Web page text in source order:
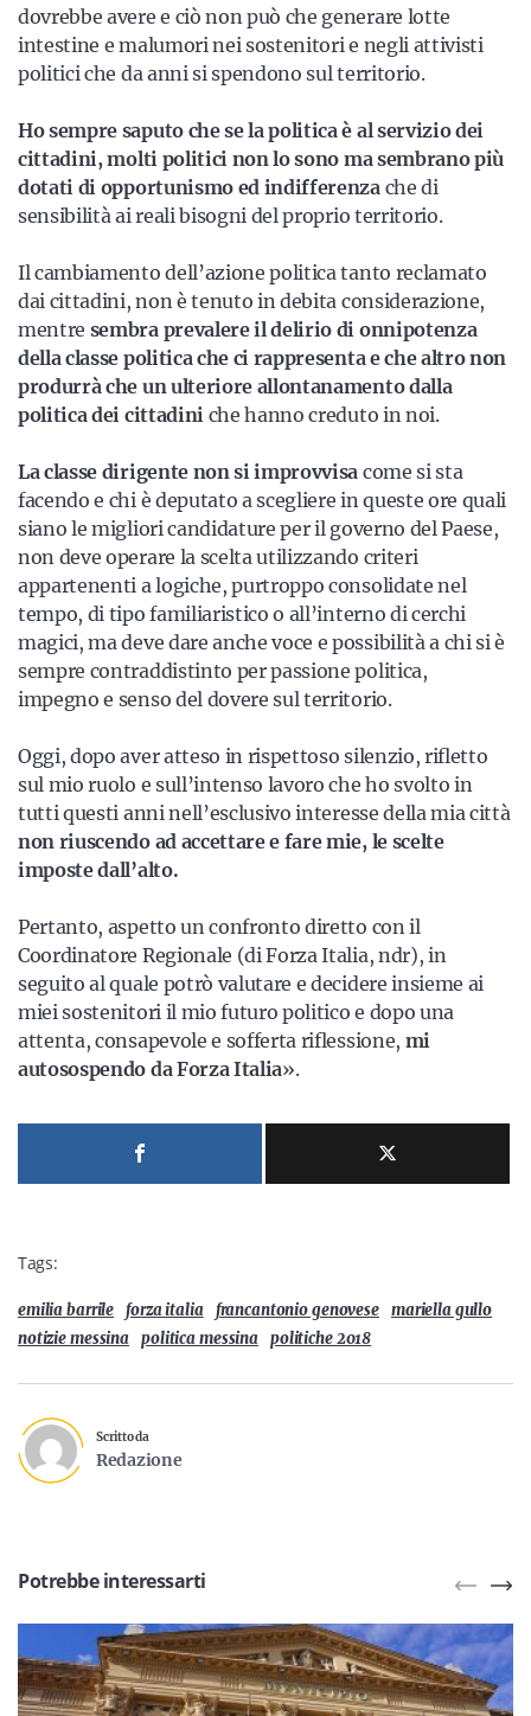
dovrebbe avere e ciò non può che generare lotte
intestine e malumori nei sostenitori e negli attivisti
politici che da anni si spendono sul territorio.
Ho sempre saputo che se la politica è al servizio dei
cittadini, molti politici non lo sono ma sembrano più
dotati di opportunismo ed indifferenzache di
sensibilità ai reali bisogni del proprio territorio.
Il cambiamento dell’azione politica tanto reclamato
dai cittadini, non è tenuto in debita considerazione,
mentre sembra prevalere il delirio di onnipotenza
della classe politica che ci rappresenta e che altro non
produrrà che un ulteriore allontanamento dalla
politica dei cittadiniche hanno creduto in noi.
La classe dirigente non si improvvisa come si sta
facendo e chi è deputato a scegliere in queste ore quali
siano le migliori candidature per il governo del Paese,
non deve operare la scelta utilizzando criteri
appartenenti a logiche, purtroppo consolidate nel
tempo, di tipo familiaristico o all’interno di cerchi
magici, ma deve dare anche voce e possibilità a chi si è
sempre contraddistinto per passione politica,
impegno e senso del dovere sul territorio.
Oggi, dopo aver atteso in rispettoso silenzio, rifletto
sul mio ruolo e sull’intenso lavoro che ho svolto in
tutti questi anni nell’esclusivo interesse della mia città
non riuscendo ad accettare e fare mie, le scelte
imposte dall’alto.
Pertanto, aspetto un confronto diretto con il
Coordinatore Regionale (di Forza Italia, ndr), in
seguito al quale potrò valutare e decidere insieme ai
miei sostenitori il mio futuro politico e dopo una
attenta, consapevole e sofferta riflessione, mi
autosospendo da Forza Italia».
Tags:
emilia barrile forza italia francantonio genovese mariella gullo
notizie messina politica messina politiche 2018
Scritto da
Redazione
Potrebbe interessarti